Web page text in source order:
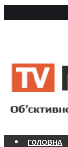
ГОЛОВНА